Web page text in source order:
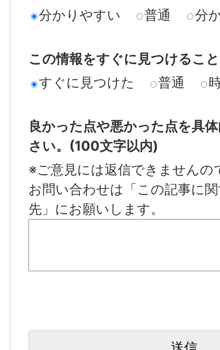
分かりやすい
普通 分
この情報をすぐに見つけるこ
すぐに見つけた
普通
良かった点や悪かった点を具
さい。(100文字以内)
※ご意見には返信できませんの
お問い合わせは「この記事に
先」にお願いします。